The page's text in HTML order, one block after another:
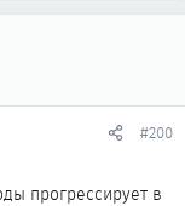
#200
прогрессирует в